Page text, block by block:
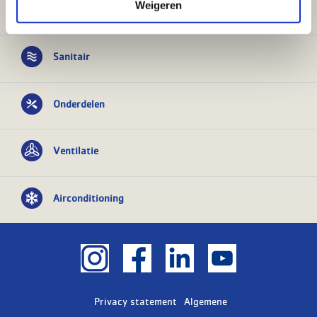
Weigeren
Sanitair
Onderdelen
Ventilatie
Airconditioning
Privacy statement
Algemene